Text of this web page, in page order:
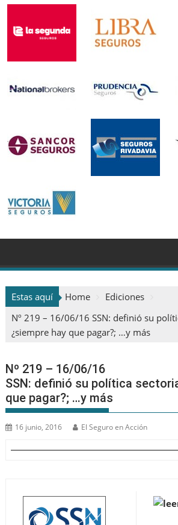
Estas aquí Home
Ediciones
Nº 219 – 16/06/16 SSN: definió su
¿siempre hay que pagar?; …y más
Nº 219 – 16/06/16
SSN: definió su política
que pagar?; …y más
16 junio, 2016 El Seguro en Acción